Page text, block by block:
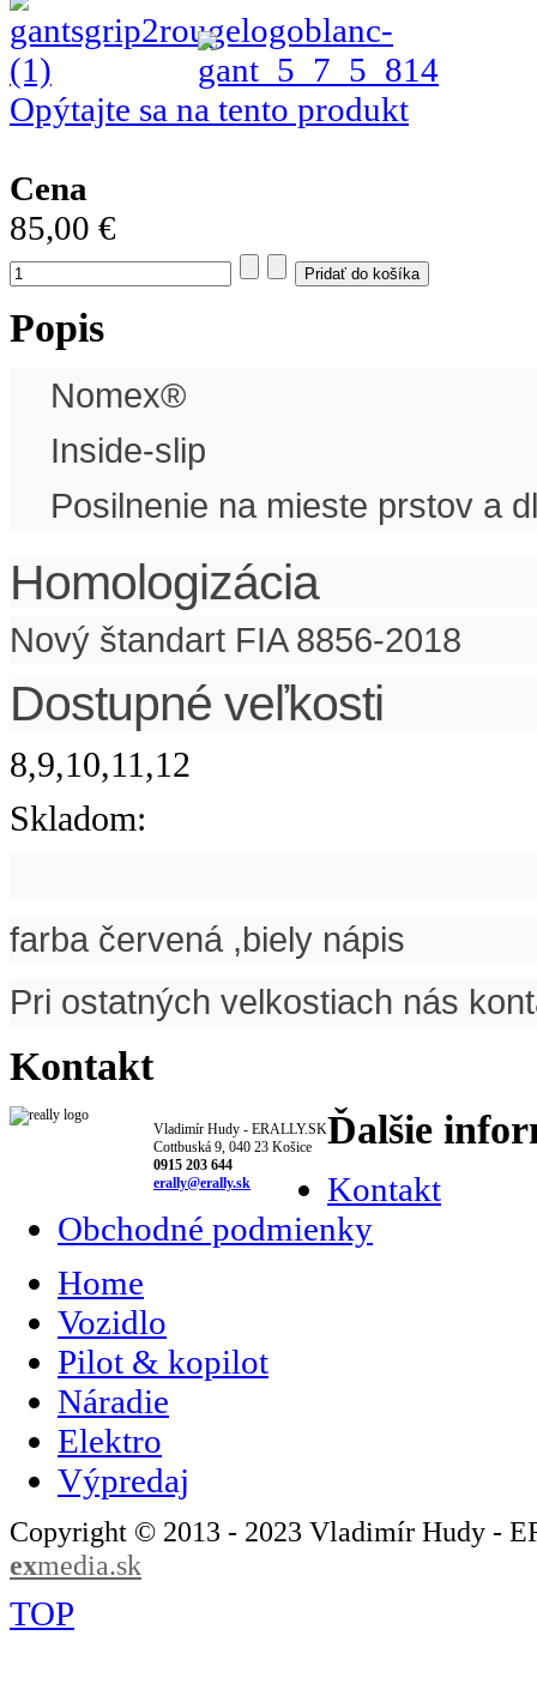
Opýtajte sa na tento produkt
Cena
85,00 €
Popis
Nomex®
Inside-slip
Posilnenie na mieste prstov a
Homologizácia
Nový štandart FIA 8856-2018
Dostupné veľkosti
8,9,10,11,12
Skladom:
farba červená ,biely nápis
Pri ostatných velkostiach nás
Kontakt
Vladimír Hudy - ERALLY.SK
Cottbuská 9, 040 23 Košice
0915 203 644
erally@erally.sk
Ďalšie
Kontakt
Obchodné podmienky
Home
Vozidlo
Pilot & kopilot
Náradie
Elektro
Výpredaj
Copyright © 2013 - 2023 Vladimír Hudy -
exmedia.sk
TOP